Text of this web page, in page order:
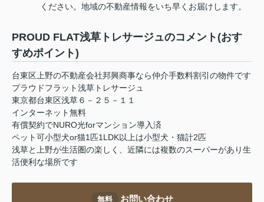
ください。地域の不動産情報をいち早くお届けします。
PROUD FLAT浅草トレサージュのコメント(おす
すめポイント)
台東区上野の不動産会社邦興商事なら仲介手数料割引の物件です
プラウドフラット浅草トレサージュ
東京都台東区浅草６－２５－１１
インターネット無料
有償契約でNURO光forマンション導入済
ペット可小型犬or猫1匹1LDK以上は小型犬・猫計2匹
浅草と上野が生活圏の楽しく、近隣には複数のスーパーがあり生
活便利な場所です
無料 お問い合わせ